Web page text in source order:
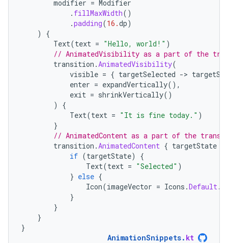
modifier = Modifier
. fillMaxWidth()
.padding(16.dp)
)
{
Text(text = "Hello, world!" )
// AnimatedVisibility as a part of the
transition .AnimatedVisibility(
visible = { targetSelected ->
enter = expandVertically(),
exit = shrinkVertically()
)
{
Text(text = "It is fine today." )
}
// AnimatedContent as a part of the
transition .AnimatedContent { targetState
if (targetState)
{
Text(text = "Selected" )
} else {
Icon(imageVector = Icons .Default.
}
}
}
}
AnimationSnippets. kt